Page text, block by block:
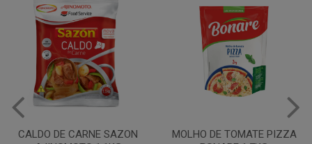
MOLHO DE TOMATE PIZZA
MARGARINA USO